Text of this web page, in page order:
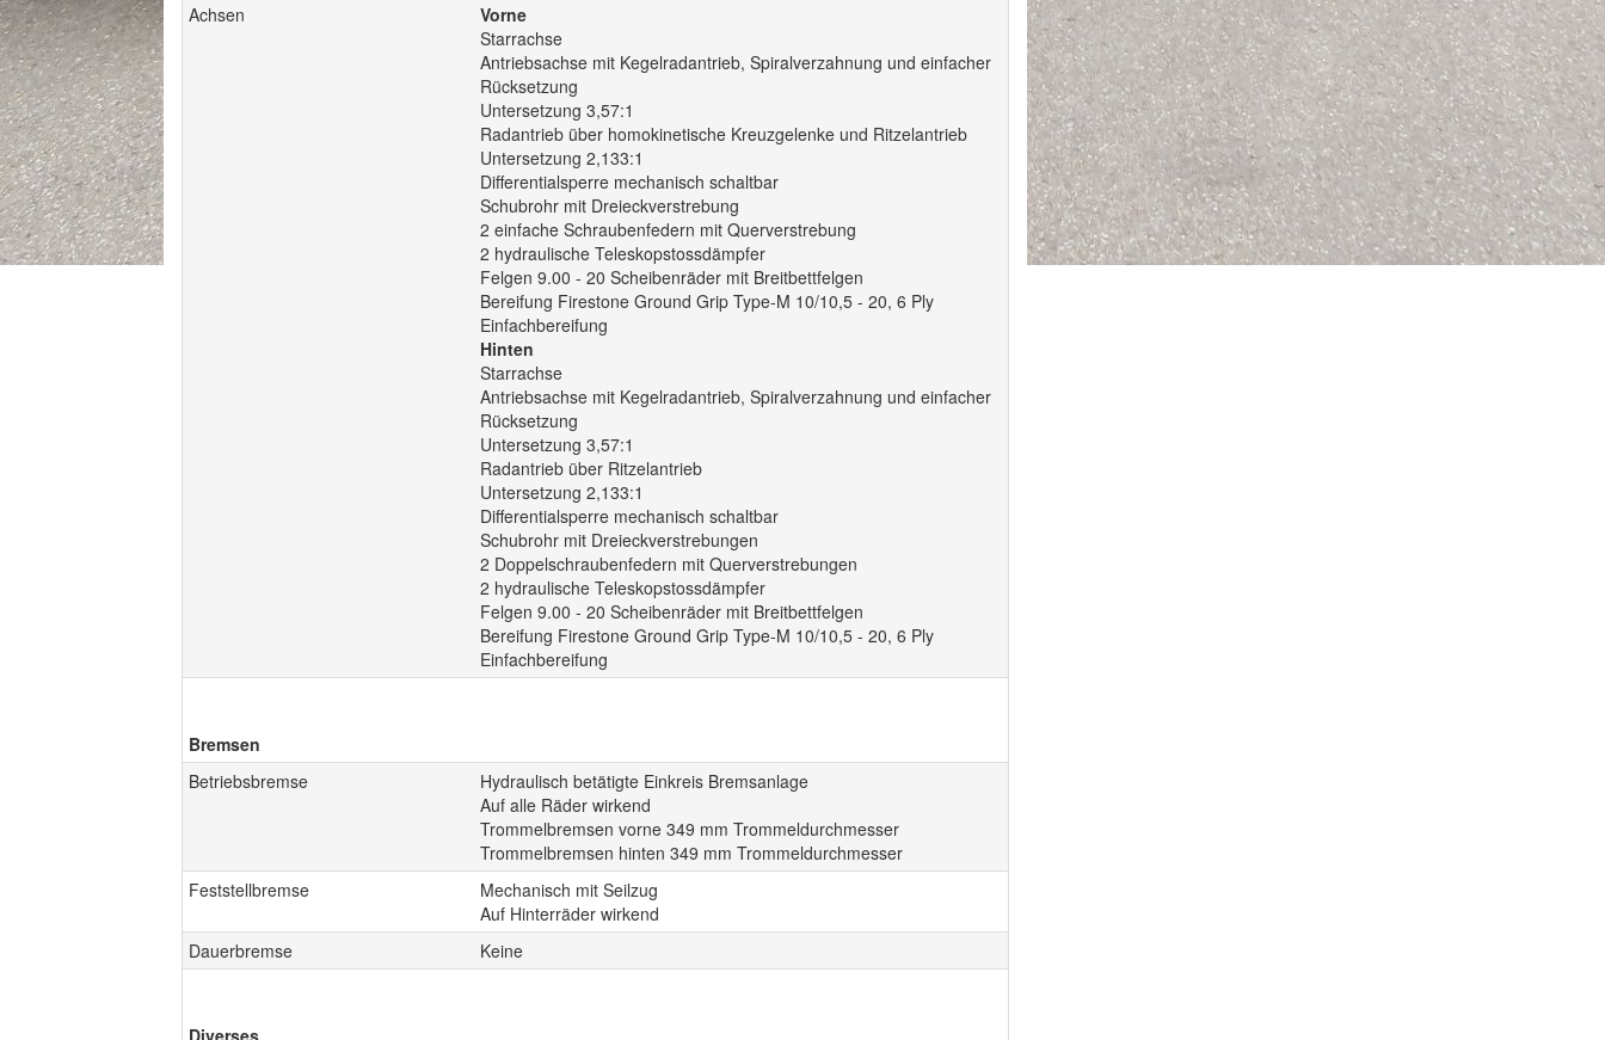
Achsen
Vorne
Starrachse
Antriebsachse mit Kegelradantrieb, Spiralverzahnung und einfacher
Rücksetzung
Untersetzung 3,57:1
Radantrieb über homokinetische Kreuzgelenke und Ritzelantrieb
Untersetzung 2,133:1
Differentialsperre mechanisch schaltbar
Schubrohr mit Dreieckverstrebung
2 einfache Schraubenfedern mit Querverstrebung
2 hydraulische Teleskopstossdämpfer
Felgen 9.00 - 20 Scheibenräder mit Breitbettfelgen
Bereifung Firestone Ground Grip Type-M 10/10,5 - 20, 6 Ply
Einfachbereifung
Hinten
Starrachse
Antriebsachse mit Kegelradantrieb, Spiralverzahnung und einfacher
Rücksetzung
Untersetzung 3,57:1
Radantrieb über Ritzelantrieb
Untersetzung 2,133:1
Differentialsperre mechanisch schaltbar
Schubrohr mit Dreieckverstrebungen
2 Doppelschraubenfedern mit Querverstrebungen
2 hydraulische Teleskopstossdämpfer
Felgen 9.00 - 20 Scheibenräder mit Breitbettfelgen
Bereifung Firestone Ground Grip Type-M 10/10,5 - 20, 6 Ply
Einfachbereifung
Bremsen
Betriebsbremse
Hydraulisch betätigte Einkreis Bremsanlage
Auf alle Räder wirkend
Trommelbremsen vorne 349 mm Trommeldurchmesser
Trommelbremsen hinten 349 mm Trommeldurchmesser
Feststellbremse
Mechanisch mit Seilzug
Auf Hinterräder wirkend
Dauerbremse
Keine
Diverses